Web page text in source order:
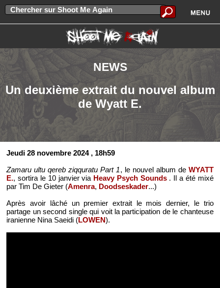
NEWS
Un deuxième extrait du nouvel album
de Wyatt E.
Jeudi 28 novembre 2024 , 18h59
Zamaru ultu qereb ziqquratu Part 1, le nouvel album de WYATT
E., sortira le 10 janvier via Heavy Psych Sounds. Il a été mixé
par Tim De Gieter (Amenra, Doodseskader...)
Après avoir lâché un premier extrait le mois dernier, le trio
partage un second single qui voit la participation de le chanteuse
iranienne Nina Saeidi (LOWEN).